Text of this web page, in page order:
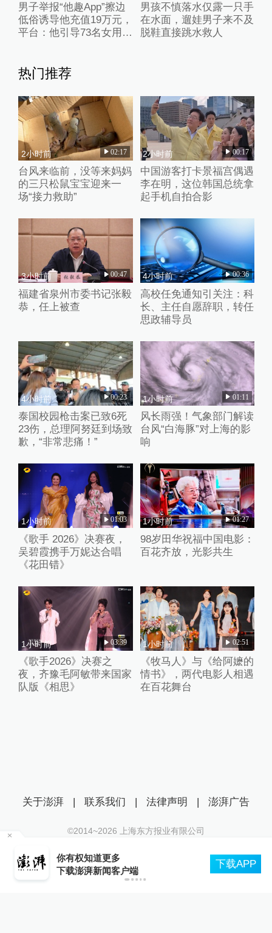
男子举报“他趣App”擦边
低俗诱导他充值19万元，
平台：他引导73名女用户
男孩不慎落水仅露一只手
在水面，遛娃男子来不及
脱鞋直接跳水救人
热门推荐
2小时前 02:17
台风来临前，没等来妈妈
的三只松鼠宝宝迎来一
场“接力救助”
2小时前 00:17
中国游客打卡景福宫偶遇
李在明，这位韩国总统拿
起手机自拍合影
3小时前 00:47
福建省泉州市委书记张毅
恭，任上被查
4小时前 00:36
高校任免通知引关注：科
长、主任自愿辞职，转任
思政辅导员
4小时前 00:23
泰国校园枪击案已致6死
23伤，总理阿努廷到场致
歉，“非常悲痛！”
1小时前 01:11
风长雨强！气象部门解读
台风“白海豚”对上海的影
响
1小时前 01:03
《歌手 2026》决赛夜，
吴碧霞携手万妮达合唱
《花田错》
1小时前 01:27
98岁田华祝福中国电影：
百花齐放，光影共生
1小时前 03:39
《歌手2026》决赛之
夜，齐豫毛阿敏带来国家
队版《相思》
1小时前 02:51
《牧马人》与《给阿嬷的
情书》，两代电影人相遇
在百花舞台
你有权知道更多
下载澎湃新闻客户端
下载APP
关于澎湃 | 联系我们 | 法律声明 | 澎湃广告
©2014~2026 上海东方报业有限公司
互联网新闻信息服务许可证：31120170006
沪公网安备 31010602000299号